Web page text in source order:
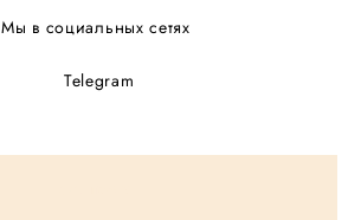
Мы в социальных сетях
Telegram